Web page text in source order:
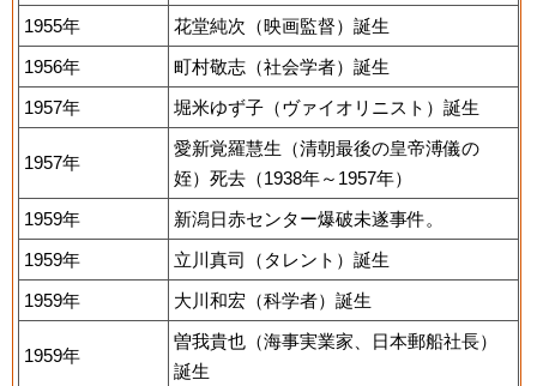
1955年
花堂純次（映画監督）誕生
1956年
町村敬志（社会学者）誕生
1957年
堀米ゆず子（ヴァイオリニスト）誕生
1957年
愛新覚羅慧生（清朝最後の皇帝溥儀の
姪）死去（1938年～1957年）
1959年
新潟日赤センター爆破未遂事件。
1959年
立川真司（タレント）誕生
1959年
大川和宏（科学者）誕生
1959年
曽我貴也（海事実業家、日本郵船社長）
誕生